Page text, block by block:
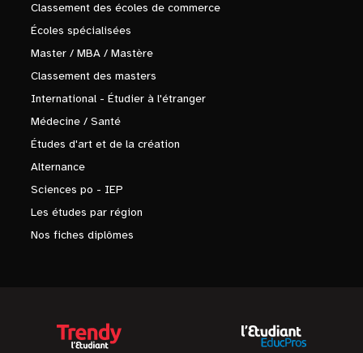
Classement des écoles de commerce
Écoles spécialisées
Master / MBA / Mastère
Classement des masters
International - Étudier à l'étranger
Médecine / Santé
Études d'art et de la création
Alternance
Sciences po - IEP
Les études par région
Nos fiches diplômes